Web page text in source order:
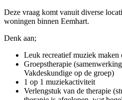
Deze vraag komt vanuit diverse
woningen binnen Eemhart.
Denk aan;
Leuk recreatief muziek
Groepstherapie
Vakdeskundige op de groep)
1 op 1 muziekactiviteit
Verlengstuk van de therapie